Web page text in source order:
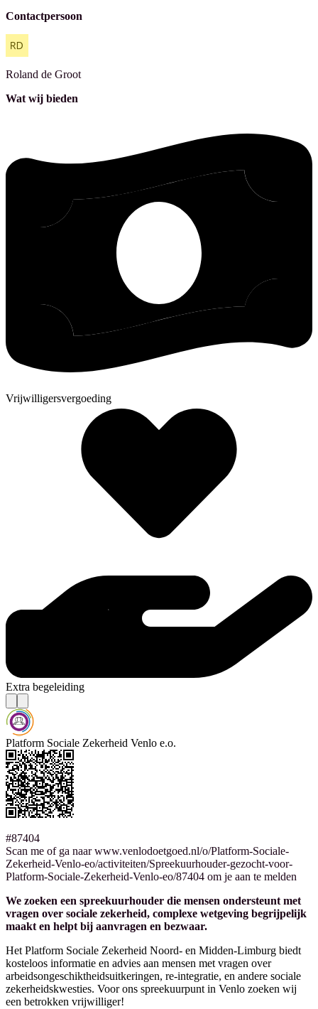
Contactpersoon
Roland de Groot
Wat wij bieden
Vrijwilligersvergoeding
Extra begeleiding
Platform Sociale Zekerheid Venlo e.o.
#87404
Scan me of ga naar www.venlodoetgoed.nl/o/Platform-Sociale-
Zekerheid-Venlo-eo/activiteiten/Spreekuurhouder-gezocht-voor-
Platform-Sociale-Zekerheid-Venlo-eo/87404 om je aan te melden
We zoeken een spreekuurhouder die mensen ondersteunt met
vragen over sociale zekerheid, complexe wetgeving begrijpelijk
maakt en helpt bij aanvragen en bezwaar.
Het Platform Sociale Zekerheid Noord- en Midden-Limburg biedt
kosteloos informatie en advies aan mensen met vragen over
arbeidsongeschiktheidsuitkeringen, re-integratie, en andere sociale
zekerheidskwesties. Voor ons spreekuurpunt in Venlo zoeken wij
een betrokken vrijwilliger!